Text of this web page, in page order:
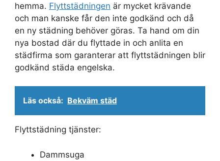
hemma. Flyttstädningen är mycket krävande
och man kanske får den inte godkänd och då
en ny städning behöver göras. Ta hand om din
nya bostad där du flyttade in och anlita en
städfirma som garanterar att flyttstädningen blir
godkänd städa engelska.
Läs också: Bekväm städ
Flyttstädning tjänster:
Dammsuga